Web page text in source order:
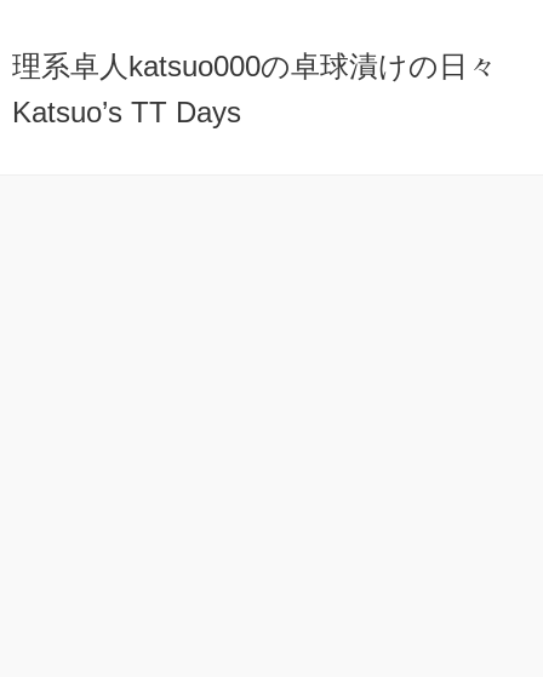
理系卓人katsuo000の卓球漬けの日々
Katsuo’s TT Days